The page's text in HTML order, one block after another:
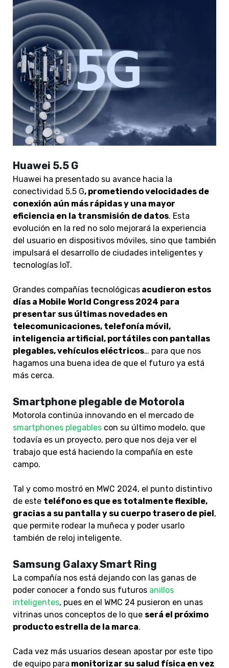
Huawei 5.5 G
Huawei ha presentado su avance hacia la
conectividad 5.5 G, prometiendo velocidades de
conexión aún más rápidas y una mayor
eficiencia en la transmisión de datos. Esta
evolución en la red no solo mejorará la experiencia
del usuario en dispositivos móviles, sino que también
impulsará el desarrollo de ciudades inteligentes y
tecnologías IoT.
Grandes compañías tecnológicas acudieron estos
días a Mobile World Congress 2024 para
presentar sus últimas novedades en
telecomunicaciones, telefonía móvil,
inteligencia artificial, portátiles con pantallas
plegables, vehículos eléctricos… para que nos
hagamos una buena idea de que el futuro ya está
más cerca.
Smartphone plegable de Motorola
Motorola continúa innovando en el mercado de
smartphones plegables con su último modelo, que
todavía es un proyecto, pero que nos deja ver el
trabajo que está haciendo la compañía en este
campo.
Tal y como mostró en MWC 2024, el punto distintivo
de este teléfono es que es totalmente flexible,
gracias a su pantalla y su cuerpo trasero de piel,
que permite rodear la muñeca y poder usarlo
también de reloj inteligente.
Samsung Galaxy Smart Ring
La compañía nos está dejando con las ganas de
poder conocer a fondo sus futuros anillos
inteligentes, pues en el WMC 24 pusieron en unas
vitrinas unos conceptos de lo que será el próximo
producto estrella de la marca.
Cada vez más usuarios desean apostar por este tipo
de equipo para monitorizar su salud física en vez